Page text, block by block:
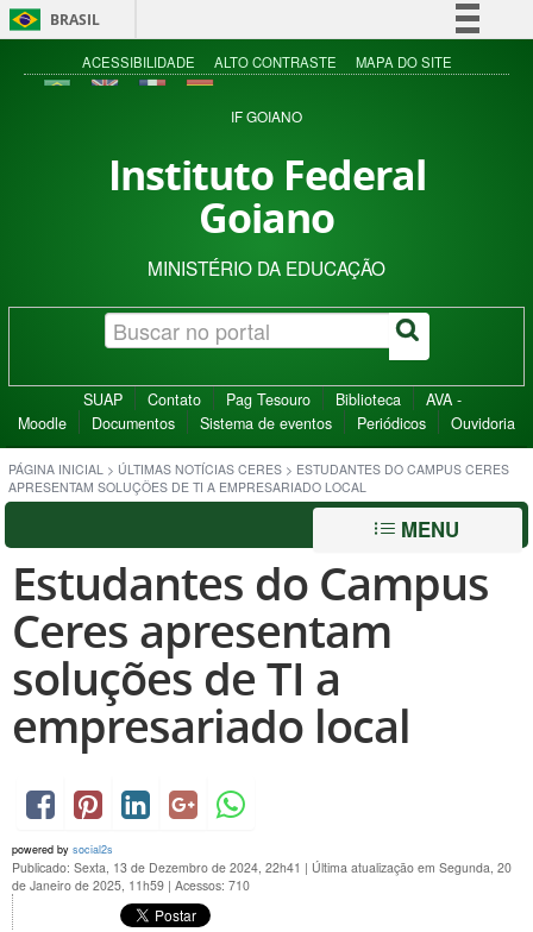
BRASIL
Simplifique!
Acesso à informação
ACESSIBILIDADE ALTO CONTRASTE MAPA DO SITE
IF GOIANO
Instituto Federal
Goiano
MINISTÉRIO DA EDUCAÇÃO
SUAP Contato Pag Tesouro Biblioteca
AVA -
Moodle
Documentos Sistema de eventos Periódicos Ouvidoria
PÁGINA INICIAL > ÚLTIMAS NOTÍCIAS CERES > ESTUDANTES DO CAMPUS CERES
APRESENTAM SOLUÇÕES DE TI A EMPRESARIADO LOCAL
MENU
Estudantes do Campus
Ceres apresentam
soluções de TI a
empresariado local
powered by social2s
Publicado: Sexta, 13 de Dezembro de 2024, 22h41 | Última atualização em Segunda, 20
de Janeiro de 2025, 11h59 | Acessos: 710